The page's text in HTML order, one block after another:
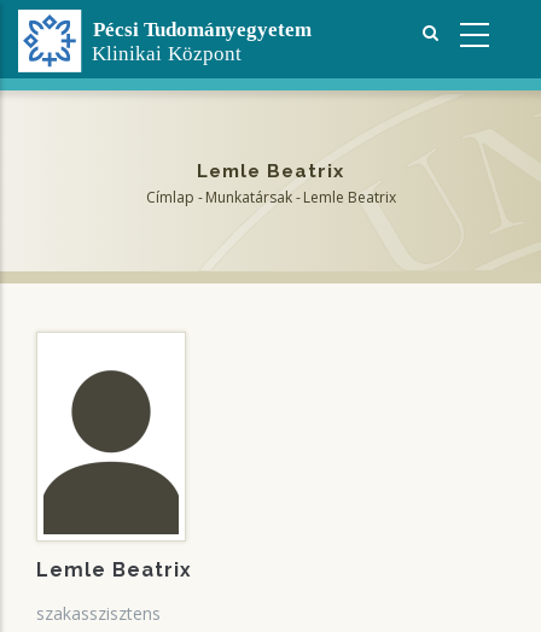
Ugrás
tartalomra
Lemle Beatrix
Címlap - Munkatársak - Lemle Beatrix
Lemle Beatrix
szakasszisztens